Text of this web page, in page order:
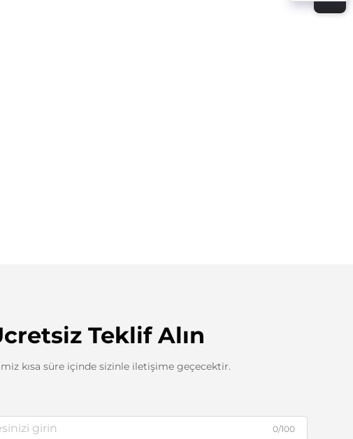
Teklif Alın
kısa süre içinde sizinle iletişime geçecektir.
0/100